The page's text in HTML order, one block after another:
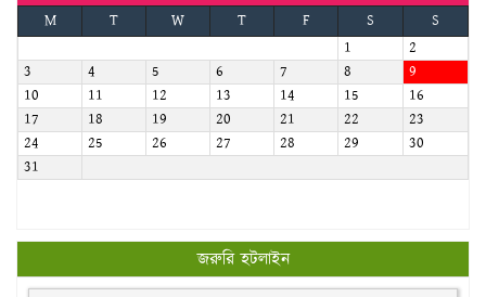
M T W T F S
S
1
2
3
4 5 6 7 8
9
10
11 12 13 14 15
16
17
18 19 20 21 22
23
24
25 26 27 28 29
30
31
জরুরি হটলাইন